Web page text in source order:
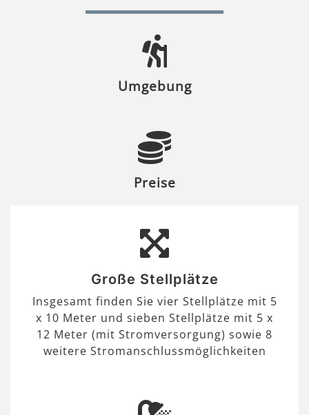
Umgebung
Preise
Große Stellplätze
Insgesamt finden Sie vier Stellplätze mit 5
x 10 Meter und sieben Stellplätze mit 5 x
12 Meter (mit Stromversorgung) sowie 8
weitere Stromanschlussmöglichkeiten